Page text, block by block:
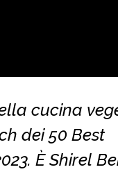
cucina
dei 50 Best
È Shirel